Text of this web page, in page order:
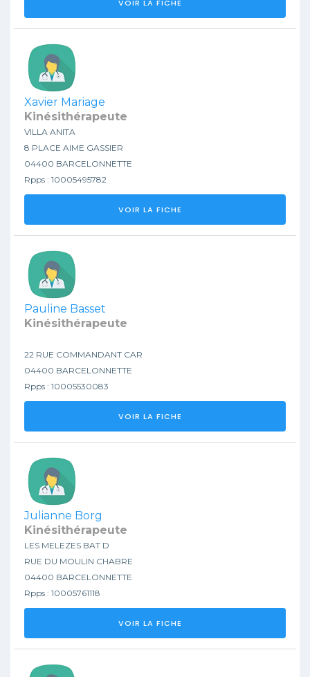
VOIR LA FICHE
Xavier Mariage
Kinésithérapeute
VILLA ANITA
8 PLACE AIME GASSIER
04400 BARCELONNETTE
Rpps : 10005495782
VOIR LA FICHE
Pauline Basset
Kinésithérapeute
22 RUE COMMANDANT CAR
04400 BARCELONNETTE
Rpps : 10005530083
VOIR LA FICHE
Julianne Borg
Kinésithérapeute
LES MELEZES BAT D
RUE DU MOULIN CHABRE
04400 BARCELONNETTE
Rpps : 10005761118
VOIR LA FICHE